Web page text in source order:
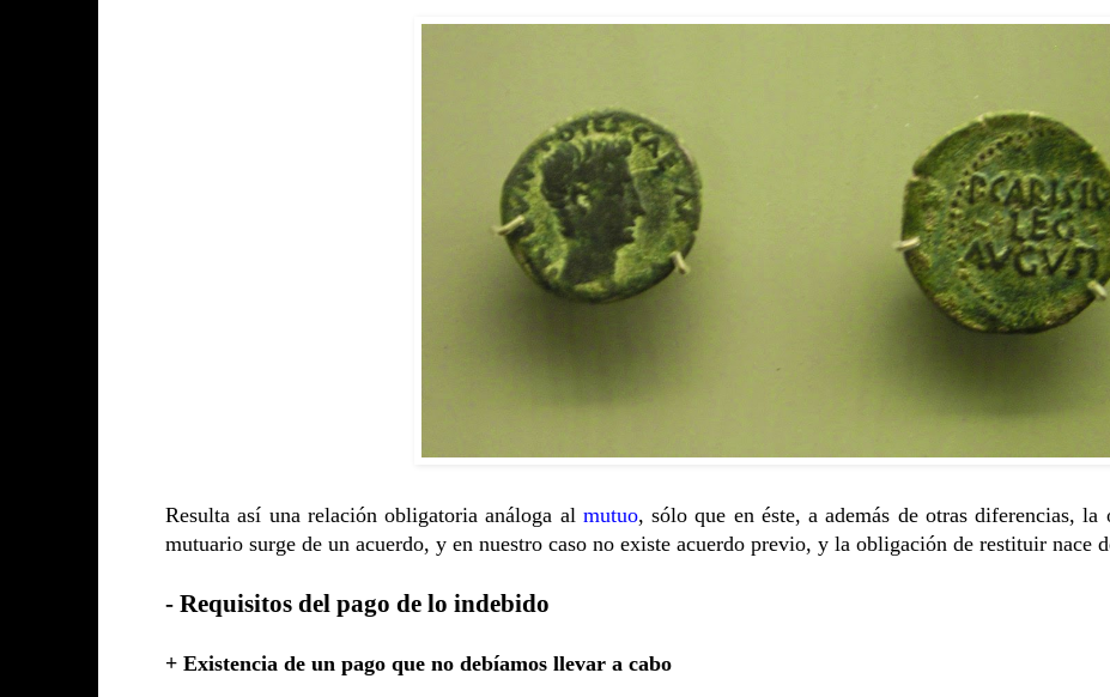
Resulta así una relación obligatoria análoga al mutuo, sólo que en éste, a además de otras diferencias,
mutuario surge de un acuerdo, y en nuestro caso no existe acuerdo previo, y la obligación de restituir nace
- Requisitos del pago de lo indebido
+ Existencia de un pago que no debíamos llevar a cabo